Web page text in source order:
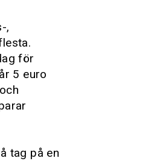
,
för
5 euro
tag på en